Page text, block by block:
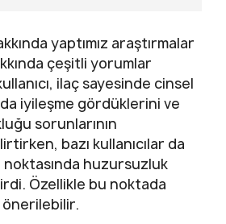
yaptımız araştırmalar
çeşitli yorumlar
ilaç sayesinde cinsel
iyileşme gördüklerini ve
sorunlarının
bazı kullanıcılar da
noktasında huzursuzluk
Özellikle bu noktada
önerilebilir.